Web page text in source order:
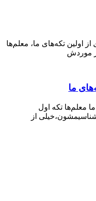
اولین تکه‌های ما، معلم‌ها
موردش
ما
معلم‌ها تکه اول
از